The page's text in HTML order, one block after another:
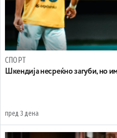
СПОРТ
Шкендија несреќно загуби, но
пред 3 дена